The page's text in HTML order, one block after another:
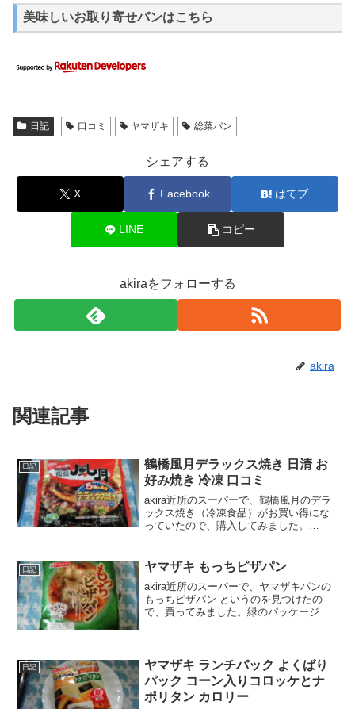
美味しいお取り寄せパンはこちら
日記 口コミ ヤマザキ 総菜パン
シェアする
X Facebook はてブ
LINE コピー
akiraをフォローする
akira
関連記事
日記
鶴橋風月デラックス焼き 日清 お
好み焼き 冷凍 口コミ
akira近所のスーパーで、鶴橋風月のデラ
ックス焼き（冷凍食品）がお買い得にな
っていたので、購入してみました。
ーなどを紹介するよ！鶴橋風月デラック
ス焼き 日清 お...
日記 ヤマザキ もっちピザパン
akira近所のスーパーで、ヤマザキパンの
もっちピザパン というのを見つけたの
で、買ってみました。緑のパッケージか
ザパン の口コ...
日記
ヤマザキ ランチパック よくばり
パック コーン入りコロッケとナ
ポリタン カロリー